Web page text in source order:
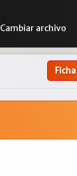
Cambiar archivo
Ficha